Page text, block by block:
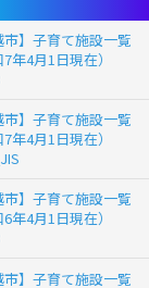
市】子育て施設一覧
7年4月1日現在）
市】子育て施設一覧
7年4月1日現在）
市】子育て施設一覧
6年4月1日現在）
市】子育て施設一覧